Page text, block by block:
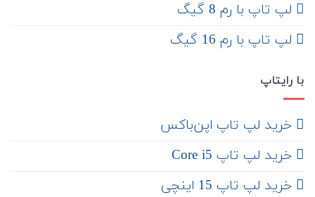
لپ تاپ با رم 8 گیگ
لپ تاپ با رم 16 گیگ
با رایتاپ
‌ خرید لپ تاپ اپن‌باکس
خرید لپ تاپ Core i5
‌‌ خرید لپ تاپ 15 اینچی